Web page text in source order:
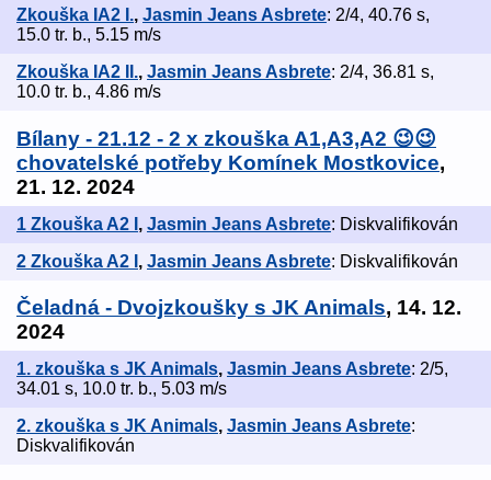
Zkouška IA2 I., Jasmin Jeans Asbrete: 2/4, 40.76 s,
15.0 tr. b., 5.15 m/s
Zkouška IA2 II., Jasmin Jeans Asbrete: 2/4, 36.81 s,
10.0 tr. b., 4.86 m/s
Bílany - 21.12 - 2 x zkouška A1,A3,A2 😉😉
chovatelské potřeby Komínek Mostkovice,
21. 12. 2024
1 Zkouška A2 I , Jasmin Jeans Asbrete: Diskvalifikován
2 Zkouška A2 I , Jasmin Jeans Asbrete: Diskvalifikován
Čeladná - Dvojzkoušky s JK Animals, 14. 12.
2024
1. zkouška s JK Animals, Jasmin Jeans Asbrete: 2/5,
34.01 s, 10.0 tr. b., 5.03 m/s
2. zkouška s JK Animals, Jasmin Jeans Asbrete:
Diskvalifikován